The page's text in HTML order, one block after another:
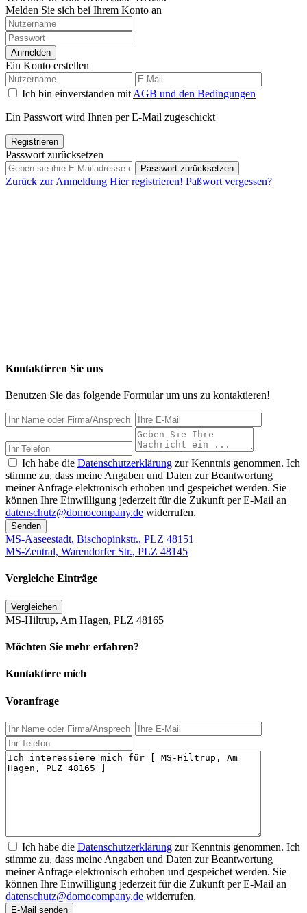
Melden Sie sich bei Ihrem Konto an
Anmelden
Ein Konto erstellen
Ich bin einverstanden mit AGB und den Bedingungen
Ein Passwort wird Ihnen per E-Mail zugeschickt
Registrieren
Passwort zurücksetzen
Passwort zurücksetzen
Zurück zur Anmeldung Hier registrieren! Paßwort vergessen?
Kontaktieren Sie uns
Benutzen Sie das folgende Formular um uns zu kontaktieren!
Ich habe die Datenschutzerklärung zur Kenntnis genommen. Ich
stimme zu, dass meine Angaben und Daten zur Beantwortung
meiner Anfrage elektronisch erhoben und gespeichet werden. Sie
können Ihre Einwilligung jederzeit für die Zukunft per E-Mail an
datenschutz@domocompany.de widerrufen.
Senden
MS-Aaseestadt, Bischopinkstr., PLZ 48151
MS-Zentral, Warendorfer Str., PLZ 48145
Vergleiche Einträge
Vergleichen
MS-Hiltrup, Am Hagen, PLZ 48165
Möchten Sie mehr erfahren?
Kontaktiere mich
Voranfrage
Ich habe die Datenschutzerklärung zur Kenntnis genommen. Ich
stimme zu, dass meine Angaben und Daten zur Beantwortung
meiner Anfrage elektronisch erhoben und gespeichet werden. Sie
können Ihre Einwilligung jederzeit für die Zukunft per E-Mail an
datenschutz@domocompany.de widerrufen.